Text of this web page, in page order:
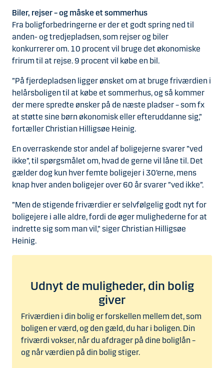
Biler, rejser – og måske et sommerhus
Fra boligforbedringerne er der et godt spring ned til
anden- og tredjepladsen, som rejser og biler
konkurrerer om. 10 procent vil bruge det økonomiske
frirum til at rejse. 9 procent vil købe en bil.
”På fjerdepladsen ligger ønsket om at bruge friværdien i
helårsboligen til at købe et sommerhus, og så kommer
der mere spredte ønsker på de næste pladser – som fx
at støtte sine børn økonomisk eller efteruddanne sig,”
fortæller Christian Hilligsøe Heinig.
En overraskende stor andel af boligejerne svarer ”ved
ikke”, til spørgsmålet om, hvad de gerne vil låne til. Det
gælder dog kun hver femte boligejer i 30’erne, mens
knap hver anden boligejer over 60 år svarer ”ved ikke”.
”Men de stigende friværdier er selvfølgelig godt nyt for
boligejere i alle aldre, fordi de øger mulighederne for at
indrette sig som man vil,” siger Christian Hilligsøe
Heinig.
Udnyt de muligheder, din bolig
giver
Friværdien i din bolig er forskellen mellem det, som
boligen er værd, og den gæld, du har i boligen. Din
friværdi vokser, når du afdrager på dine boliglån –
og når værdien på din bolig stiger.